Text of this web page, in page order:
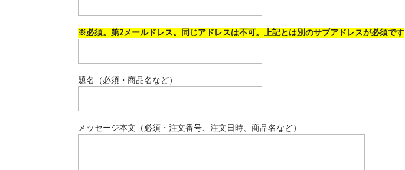
※必須。第2メールドレス。同じアドレスは不可。上記とは別のサブアドレスが必須です
題名（必須・商品名など）
メッセージ本文（必須・注文番号、注文日時、商品名など）